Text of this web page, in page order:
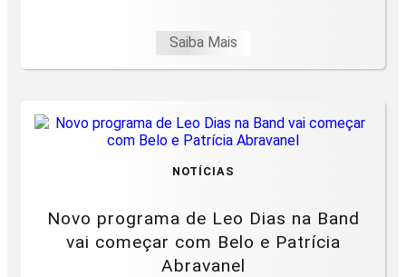
Saiba Mais
NOTÍCIAS
Novo programa de Leo Dias na Band
vai começar com Belo e Patrícia
Abravanel